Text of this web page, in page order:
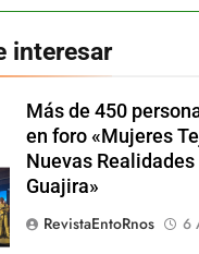
interesar
Más de 450
en foro «Mujeres
Nuevas Realidades
Guajira»
RevistaEntoRnos
6